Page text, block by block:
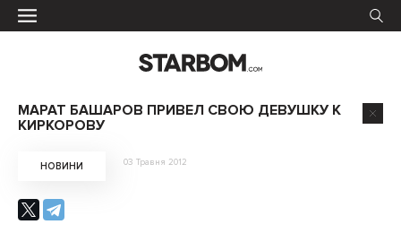
МАРАТ БАШАРОВ ПРИВЕЛ СВОЮ ДЕВУШКУ К
КИРКОРОВУ
НОВИНИ 03 Травня 2012